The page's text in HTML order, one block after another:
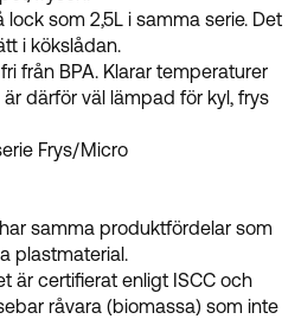
lock som 2,5L i samma serie. Det
i kökslådan.
från BPA. Klarar temperaturer
är därför väl lämpad för kyl, frys
Frys/Micro
samma produktfördelar som
plastmaterial.
är certifierat enligt ISCC och
råvara (biomassa) som inte